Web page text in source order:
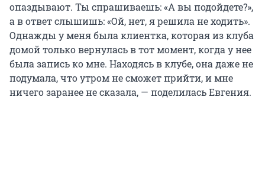
опаздывают. Ты спрашиваешь: «А вы подойдете?»,
а в ответ слышишь: «Ой, нет, я решила не ходить».
Однажды у меня была клиентка, которая из клуба
домой только вернулась в тот момент, когда у нее
была запись ко мне. Находясь в клубе, она даже не
подумала, что утром не сможет прийти, и мне
ничего заранее не сказала, — поделилась Евгения.